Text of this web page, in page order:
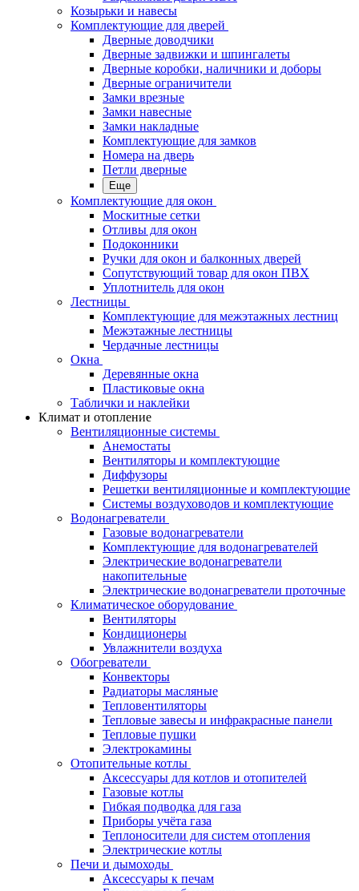
Козырьки и навесы
Комплектующие для дверей
Дверные доводчики
Дверные задвижки и шпингалеты
Дверные коробки, наличники и доборы
Дверные ограничители
Замки врезные
Замки навесные
Замки накладные
Комплектующие для замков
Номера на дверь
Петли дверные
Еще
Комплектующие для окон
Москитные сетки
Отливы для окон
Подоконники
Ручки для окон и балконных дверей
Сопутствующий товар для окон ПВХ
Уплотнитель для окон
Лестницы
Комплектующие для межэтажных лестниц
Межэтажные лестницы
Чердачные лестницы
Окна
Деревянные окна
Пластиковые окна
Таблички и наклейки
Климат и отопление
Вентиляционные системы
Анемостаты
Вентиляторы и комплектующие
Диффузоры
Решетки вентиляционные и комплектующие
Системы воздуховодов и комплектующие
Водонагреватели
Газовые водонагреватели
Комплектующие для водонагревателей
Электрические водонагреватели
накопительные
Электрические водонагреватели проточные
Климатическое оборудование
Вентиляторы
Кондиционеры
Увлажнители воздуха
Обогреватели
Конвекторы
Радиаторы масляные
Тепловентиляторы
Тепловые завесы и инфракрасные панели
Тепловые пушки
Электрокамины
Отопительные котлы
Аксессуары для котлов и отопителей
Газовые котлы
Гибкая подводка для газа
Приборы учёта газа
Теплоносители для систем отопления
Электрические котлы
Печи и дымоходы
Аксессуары к печам